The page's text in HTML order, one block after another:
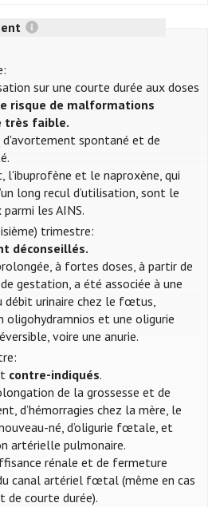
sur une courte durée aux doses
risque de malformations
très faible.
d'avortement spontané et de
l'ibuprofène et le naproxène, qui
long recul d’utilisation, sont le
les AINS.
trimestre:
déconseillés.
à fortes doses, à partir de
gestation, a été associée à une
débit urinaire chez le fœtus,
oligohydramnios et une oligurie
voire une anurie.
contre-indiqués.
de la grossesse et de
d’hémorragies chez la mère, le
né, d’oligurie fœtale, et
artérielle pulmonaire.
rénale et de fermeture
canal artériel fœtal (même en cas
de courte durée).